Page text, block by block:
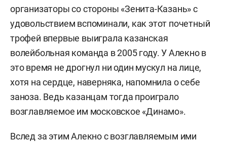
организаторы со стороны «Зенита-Казань» с
удовольствием вспоминали, как этот почетный
трофей впервые выиграла казанская
волейбольная команда в 2005 году. У Алекно в
это время не дрогнул ни один мускул на лице,
хотя на сердце, наверняка, напомнила о себе
заноза. Ведь казанцам тогда проиграло
возглавляемое им московское «Динамо».
Вслед за этим Алекно с возглавляемым ими